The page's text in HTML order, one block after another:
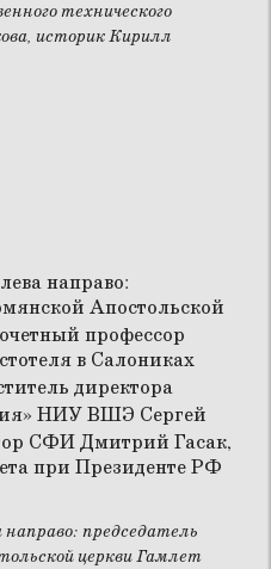
технического
историк Кирилл
председатель
церкви Гамлет